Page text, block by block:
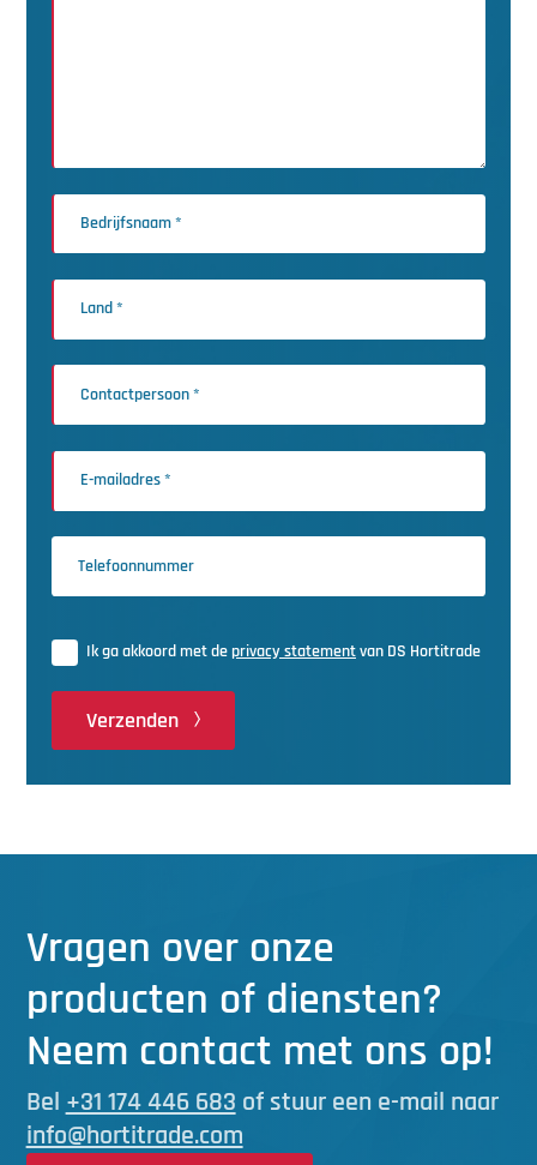
Ik ga akkoord met deprivacy statementvan DS Hortitrade
Verzenden
Vragen over onze
producten of diensten?
Neem contact met ons op!
Bel +31 174 446 683 of stuur een e-mail naar
info@hortitrade.com